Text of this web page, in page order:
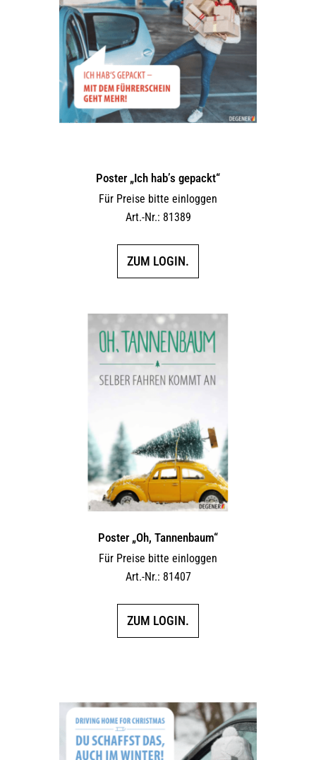
Poster „Ich hab’s gepackt“
Für Preise bitte einloggen
Art.-Nr.: 81389
ZUM LOGIN.
Poster „Oh, Tannenbaum“
Für Preise bitte einloggen
Art.-Nr.: 81407
ZUM LOGIN.